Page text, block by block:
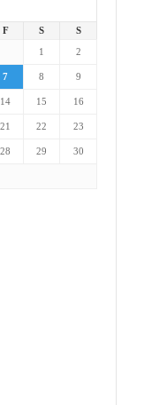
F S
S
1
2
7 8 9
14 15 16
21 22 23
28 29 30